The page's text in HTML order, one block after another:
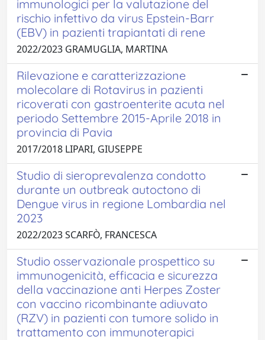
immunologici per la valutazione del
rischio infettivo da virus Epstein-Barr
(EBV) in pazienti trapiantati di rene
2022/2023 GRAMUGLIA, MARTINA
Rilevazione e caratterizzazione
molecolare di Rotavirus in pazienti
ricoverati con gastroenterite acuta nel
periodo Settembre 2015-Aprile 2018 in
provincia di Pavia
2017/2018 LIPARI, GIUSEPPE
Studio di sieroprevalenza condotto
durante un outbreak autoctono di
Dengue virus in regione Lombardia nel
2023
2022/2023 SCARFÒ, FRANCESCA
Studio osservazionale prospettico su
immunogenicità, efficacia e sicurezza
della vaccinazione anti Herpes Zoster
con vaccino ricombinante adiuvato
(RZV) in pazienti con tumore solido in
trattamento con immunoterapici